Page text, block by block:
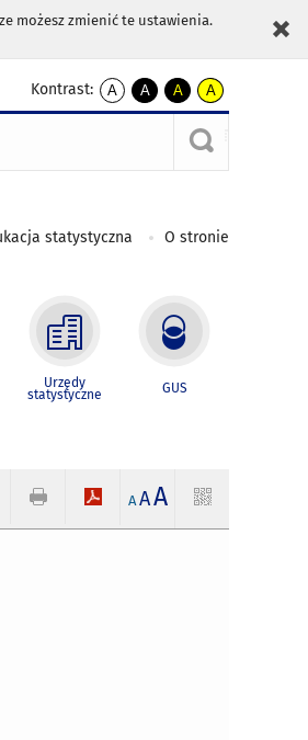
możesz zmienić te ustawienia.
Kontrast:
A
kontrast
A
kontrast
czarnym
A
kontrast
żółty
tekst
czarnym
A
kontrast
czarny
tekst
żółtym
statystyczna O stronie
Urzędy
statystyczne GUS
A AA